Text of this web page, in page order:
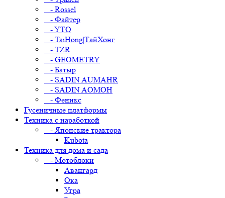
- Rossel
- Файтер
- YTO
- TaiHong|ТайХонг
- TZR
- GEOMETRY
- Батыр
- SADIN AUMAHR
- SADIN AOMOH
- Феникс
Гусеничные платформы
Техника с наработкой
- Японские трактора
Kubota
Техника для дома и сада
- Мотоблоки
Авангард
Ока
Угра